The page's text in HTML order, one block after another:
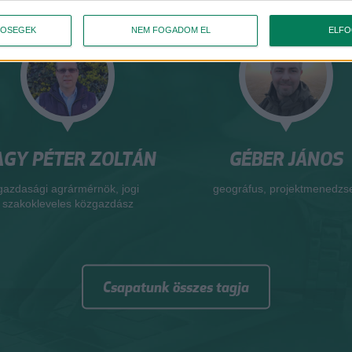
NEM FOGADOM EL
PÉTER ZOLTÁN
agrármérnök, jogi
szakokleveles közgazdász
GÉBER JÁNOS
geográfus,
Csapatunk összes tagja